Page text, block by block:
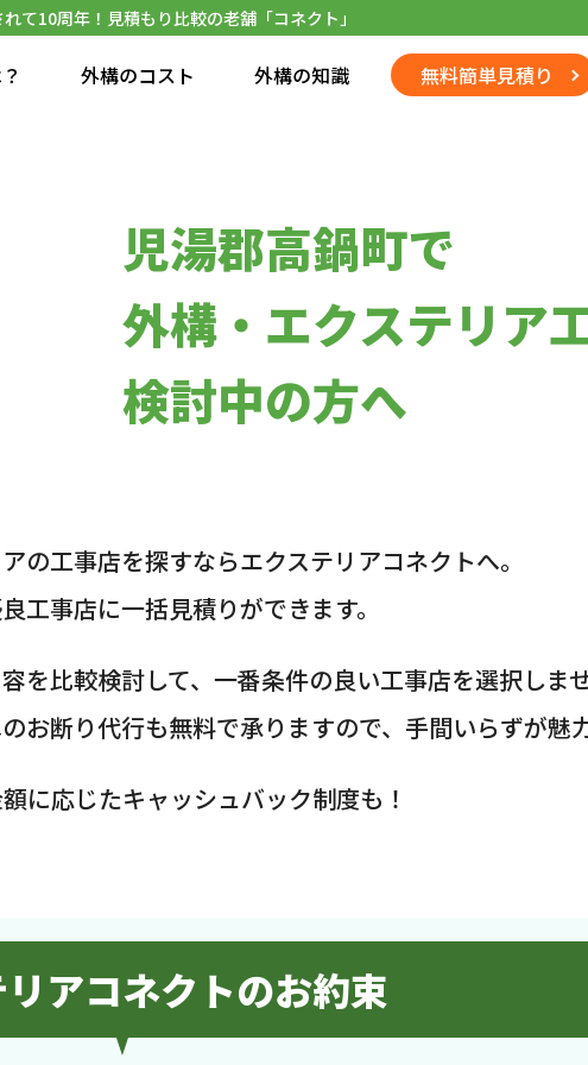
て10周年！見積もり比較の老舗「コネクト」
外構のコスト 外構の知識 無料簡単見積り
児湯郡高鍋町で
外構・エクステリア
検討中の方へ
の工事店を探すならエクステリアコネクトへ。
工事店に一括見積りができます。
を比較検討して、一番条件の良い工事店を選択しま
お断り代行も無料で承りますので、手間いらずが魅力
に応じたキャッシュバック制度も！
アコネクトのお約束